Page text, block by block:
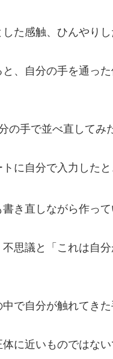
た感触、ひんやり
、自分の手を通っ
の手で並べ直してみ
に自分で入力したと
き直しながら作って
思議と「これは自
で自分が触れてきた
に近いものではない